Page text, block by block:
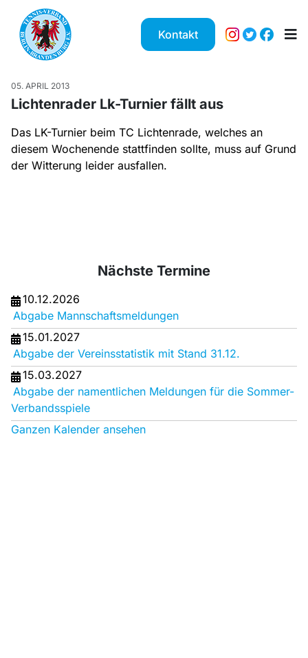
Kontakt
05. APRIL 2013
Lichtenrader Lk-Turnier fällt aus
Das LK-Turnier beim TC Lichtenrade, welches an
diesem Wochenende stattfinden sollte, muss auf Grund
der Witterung leider ausfallen.
Nächste Termine
10.12.2026
Abgabe Mannschaftsmeldungen
15.01.2027
Abgabe der Vereinsstatistik mit Stand 31.12.
15.03.2027
Abgabe der namentlichen Meldungen für die Sommer-
Verbandsspiele
Ganzen Kalender ansehen